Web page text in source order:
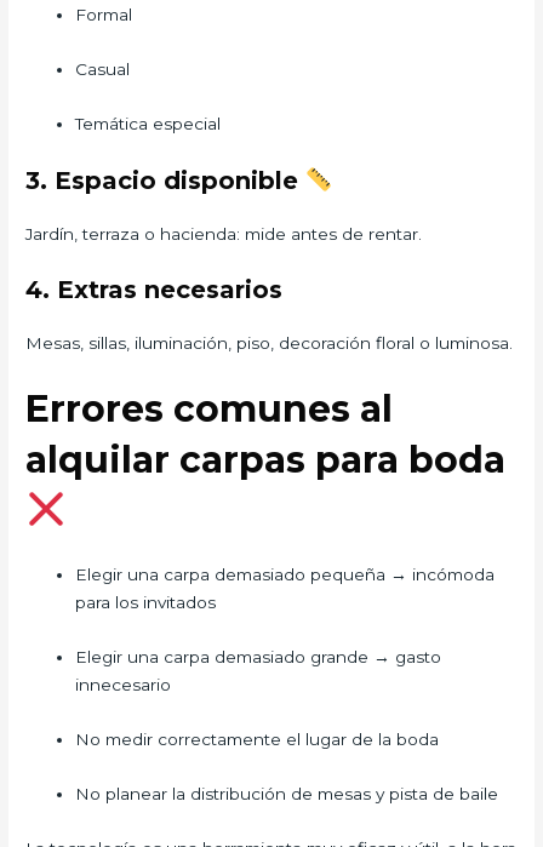
Formal
Casual
Temática especial
3. Espacio disponible
Jardín, terraza o hacienda: mide antes de rentar.
4. Extras necesarios
Mesas, sillas, iluminación, piso, decoración floral o luminosa.
Errores comunes al
alquilar carpas para boda
Elegir una carpa demasiado pequeña → incómoda
para los invitados
Elegir una carpa demasiado grande → gasto
innecesario
No medir correctamente el lugar de la boda
No planear la distribución de mesas y pista de baile